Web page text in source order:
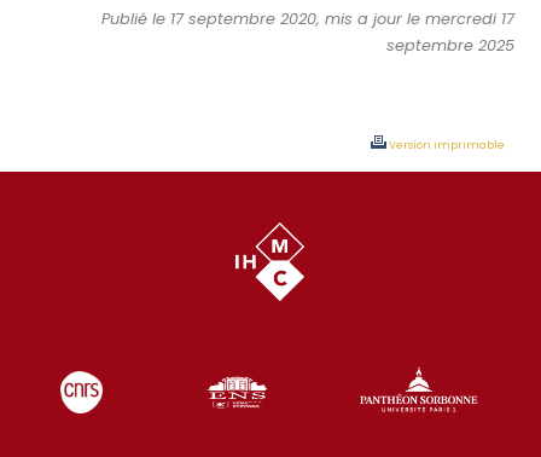
Publié le 17 septembre 2020, mis a jour le mercredi 17
septembre 2025
Version imprimable